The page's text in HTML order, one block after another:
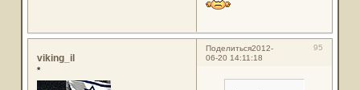
Поделиться 95
2012-
06-20 14:11:18
viking_il
*